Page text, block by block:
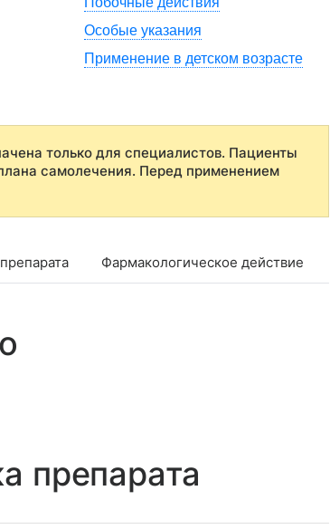
Особые указания
Применение в детском возрасте
только для специалистов. Пациенты
самолечения. Перед применением
Фармакологическое действие
препарата